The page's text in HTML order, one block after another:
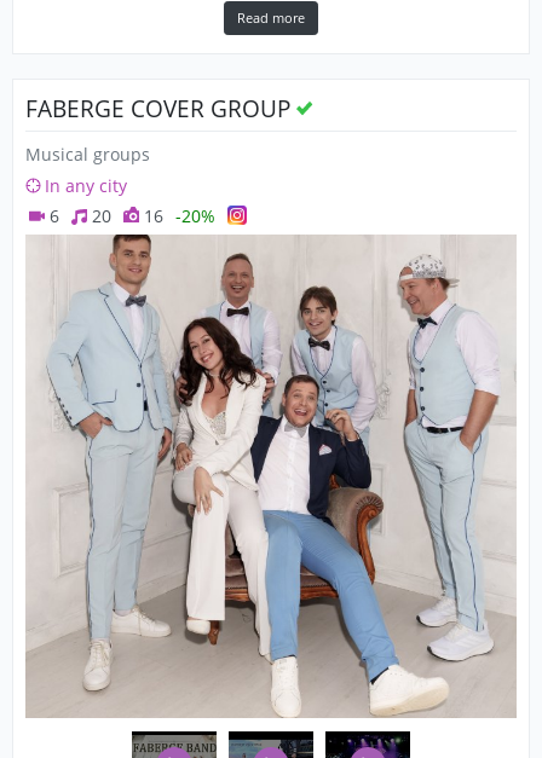
Read more
FABERGE COVER GROUP
Musical groups
In any city
6
20 16 -20%